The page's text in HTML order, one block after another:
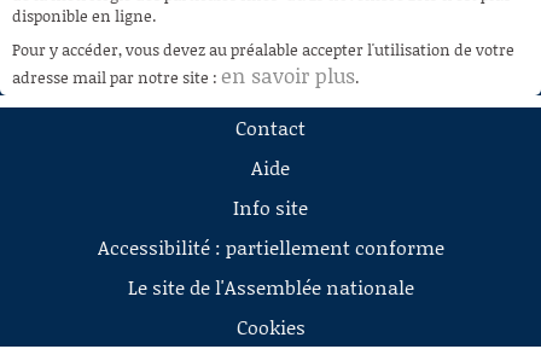
RECHERCHE
AIDE À LA DÉCOUPE
DE VIDÉOS
disponible en ligne.
Pour y accéder, vous devez au préalable accepter l'utilisation de votre
adresse mail par notre site : en savoir plus.
Contact
Aide
Info site
Accessibilité : partiellement conforme
Le site de l'Assemblée nationale
Cookies